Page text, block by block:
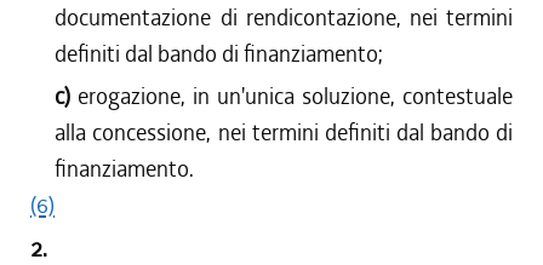
documentazione di rendicontazione, nei termini
definiti dal bando di finanziamento;
c) erogazione, in un'unica soluzione, contestuale
alla concessione, nei termini definiti dal bando di
finanziamento.
(6)
2.